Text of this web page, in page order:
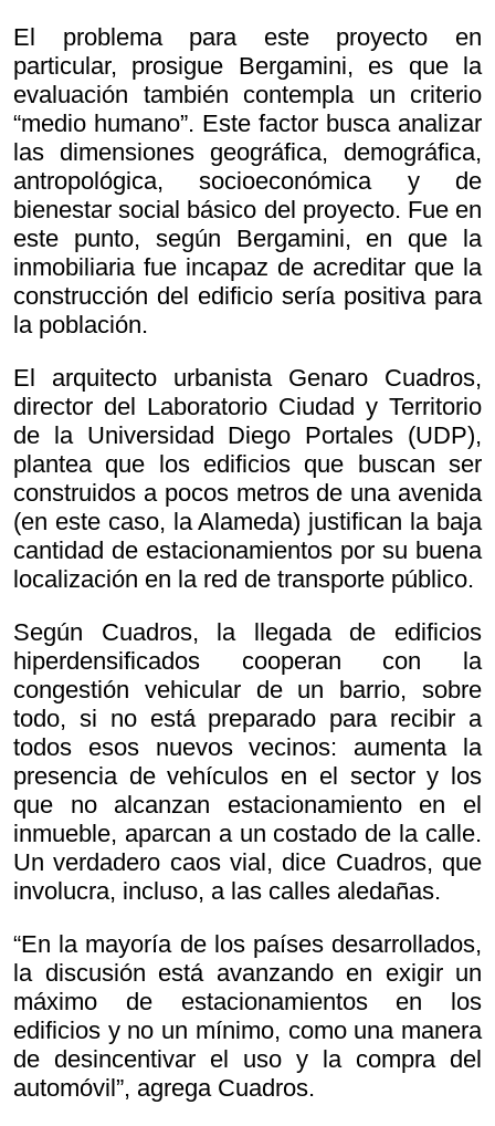
El problema para este proyecto en
particular, prosigue Bergamini, es que la
evaluación también contempla un criterio
“medio humano”. Este factor busca analizar
las dimensiones geográfica, demográfica,
antropológica, socioeconómica y de
bienestar social básico del proyecto. Fue en
este punto, según Bergamini, en que la
inmobiliaria fue incapaz de acreditar que la
construcción del edificio sería positiva para
la población.
El arquitecto urbanista Genaro Cuadros,
director del Laboratorio Ciudad y Territorio
de la Universidad Diego Portales (UDP),
plantea que los edificios que buscan ser
construidos a pocos metros de una avenida
(en este caso, la Alameda) justifican la baja
cantidad de estacionamientos por su buena
localización en la red de transporte público.
Según Cuadros, la llegada de edificios
hiperdensificados cooperan con la
congestión vehicular de un barrio, sobre
todo, si no está preparado para recibir a
todos esos nuevos vecinos: aumenta la
presencia de vehículos en el sector y los
que no alcanzan estacionamiento en el
inmueble, aparcan a un costado de la calle.
Un verdadero caos vial, dice Cuadros, que
involucra, incluso, a las calles aledañas.
“En la mayoría de los países desarrollados,
la discusión está avanzando en exigir un
máximo de estacionamientos en los
edificios y no un mínimo, como una manera
de desincentivar el uso y la compra del
automóvil”, agrega Cuadros.